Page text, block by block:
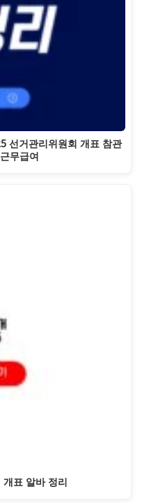
선거관리위원회 개표 참관
무급여
표 알바 정리